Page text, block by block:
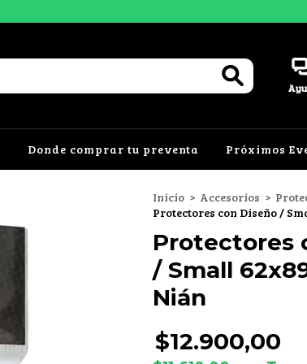
Donde comprar tu preventa Próximos
Inicio > Accesorios >
Protectores con Diseño /
Protectores
/ Small
Nián
$12.900,00